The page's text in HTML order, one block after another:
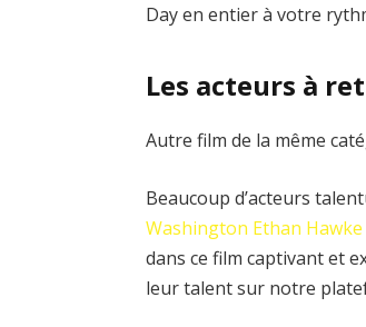
Day en entier à votre
Les acteurs à
Autre film de la même
Beaucoup d’acteurs
Washington Ethan Hawke
dans ce film captivant et
leur talent sur notre